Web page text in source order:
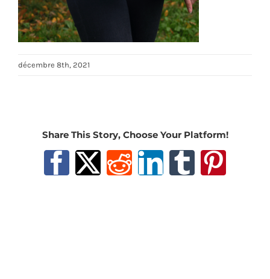
décembre 8th, 2021
Share This Story, Choose Your Platform!
Facebook
X RedditLinkedIn
Tumblr